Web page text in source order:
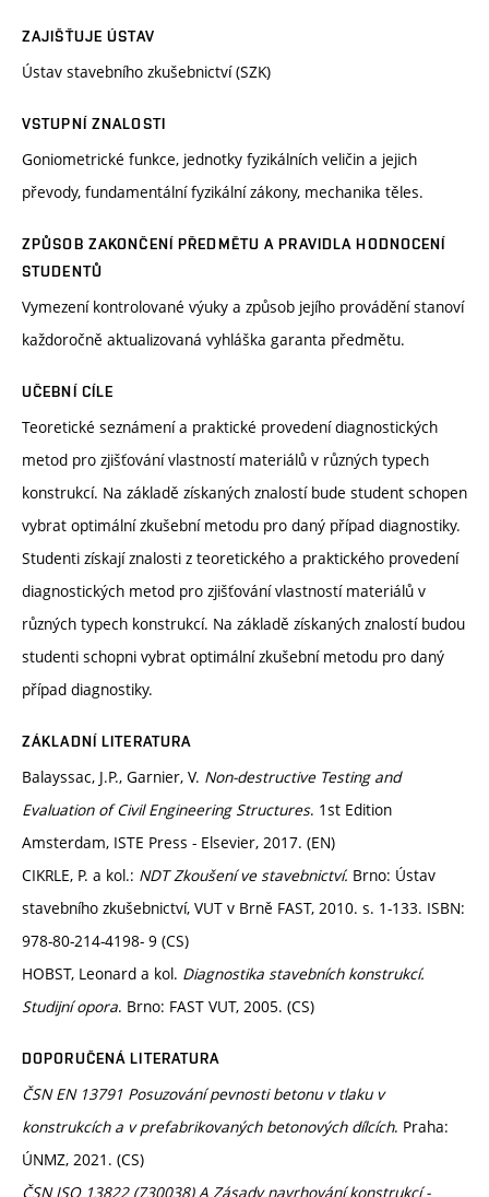
ZAJIŠŤUJE ÚSTAV
Ústav stavebního zkušebnictví (SZK)
VSTUPNÍ ZNALOSTI
Goniometrické funkce, jednotky fyzikálních veličin a jejich
převody, fundamentální fyzikální zákony, mechanika těles.
ZPŮSOB ZAKONČENÍ PŘEDMĚTU A PRAVIDLA HODNOCENÍ
STUDENTŮ
Vymezení kontrolované výuky a způsob jejího provádění stanoví
každoročně aktualizovaná vyhláška garanta předmětu.
UČEBNÍ CÍLE
Teoretické seznámení a praktické provedení diagnostických
metod pro zjišťování vlastností materiálů v různých typech
konstrukcí. Na základě získaných znalostí bude student schopen
vybrat optimální zkušební metodu pro daný případ diagnostiky.
Studenti získají znalosti z teoretického a praktického provedení
diagnostických metod pro zjišťování vlastností materiálů v
různých typech konstrukcí. Na základě získaných znalostí budou
studenti schopni vybrat optimální zkušební metodu pro daný
případ diagnostiky.
ZÁKLADNÍ LITERATURA
Balayssac, J.P., Garnier, V. Non-destructive Testing and
Evaluation of Civil Engineering Structures. 1st Edition
Amsterdam, ISTE Press - Elsevier, 2017. (EN)
CIKRLE, P. a kol.: NDT Zkoušení ve stavebnictví. Brno: Ústav
stavebního zkušebnictví, VUT v Brně FAST, 2010. s. 1-133. ISBN:
978-80-214-4198- 9 (CS)
HOBST, Leonard a kol. Diagnostika stavebních konstrukcí.
Studijní opora. Brno: FAST VUT, 2005. (CS)
DOPORUČENÁ LITERATURA
ČSN EN 13791 Posuzování pevnosti betonu v tlaku v
konstrukcích a v prefabrikovaných betonových dílcích. Praha:
ÚNMZ, 2021. (CS)
ČSN ISO 13822 (730038) A Zásady navrhování konstrukcí -